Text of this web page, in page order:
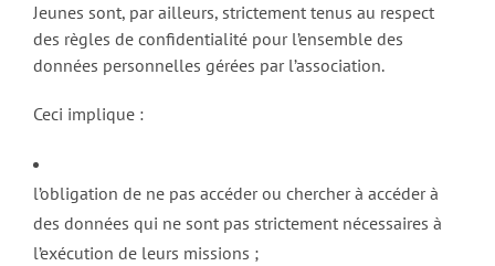
Jeunes sont, par ailleurs, strictement tenus au respect
des règles de confidentialité pour l’ensemble des
données personnelles gérées par l’association.
Ceci implique :
l’obligation de ne pas accéder ou chercher à accéder à
des données qui ne sont pas strictement nécessaires à
l’exécution de leurs missions ;